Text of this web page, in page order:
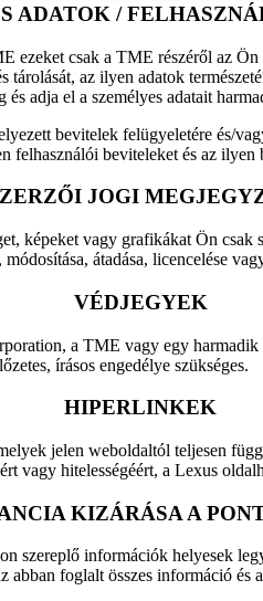
ADATOK /
ezeket csak a TME részéről az
az ilyen adatok
adja el a személyes adatait
bevitelek felügyeletére és/
beviteleket és az
JOGI
vagy grafikákat Ön csak
átadása, licencelése
VÉDJEGYEK
a TME vagy egy
írásos engedélye szükséges.
HIPERLINKEK
jelen weboldaltól teljesen
vagy hitelességéért, a Lexus
KIZÁRÁSA A
szereplő információk helyesek
abban foglalt összes információ